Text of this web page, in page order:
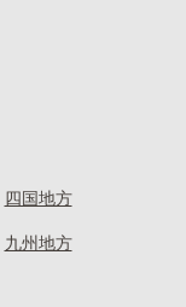
四国地方
九州地方